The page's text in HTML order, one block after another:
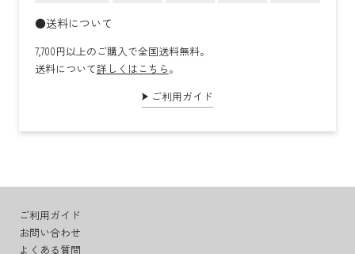
●送料について
7,700円以上のご購入で全国送料無料。
送料について詳しくはこちら。
ご利用ガイド
ご利用ガイド
お問い合わせ
よくある質問